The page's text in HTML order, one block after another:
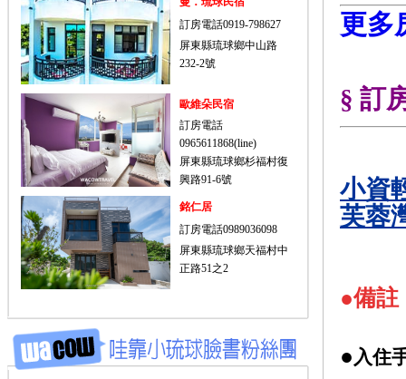
訂房電話0919-798627
屏東縣琉球鄉中山路
232-2號
歐維朵民宿
訂房電話
0965611868(line)
屏東縣琉球鄉杉福村復
興路91-6號
銘仁居
訂房電話0989036098
屏東縣琉球鄉天福村中
正路51之2
更多
§ 訂
小資
芙蓉
●備註
●入住